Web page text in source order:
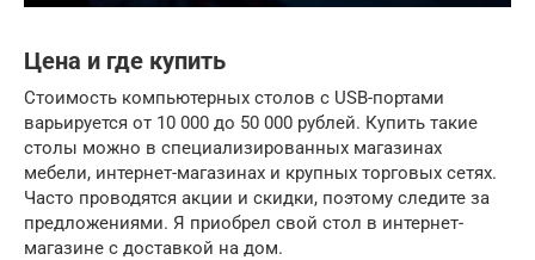
Цена и где купить
Стоимость компьютерных столов с USB-портами
варьируется от 10 000 до 50 000 рублей. Купить такие
столы можно в специализированных магазинах
мебели, интернет-магазинах и крупных торговых сетях.
Часто проводятся акции и скидки, поэтому следите за
предложениями. Я приобрел свой стол в интернет-
магазине с доставкой на дом.